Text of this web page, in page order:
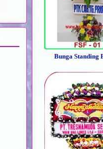
Bunga Standing